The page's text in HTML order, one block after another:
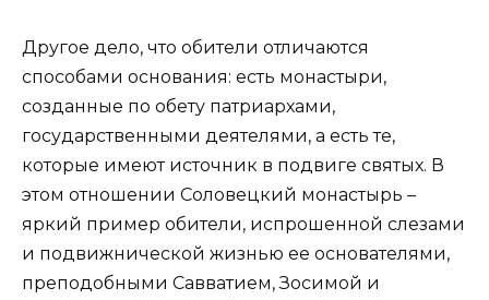
Другое дело, что обители отличаются
способами основания: есть монастыри,
созданные по обету патриархами,
государственными деятелями, а есть те,
которые имеют источник в подвиге святых. В
этом отношении Соловецкий монастырь –
яркий пример обители, испрошенной слезами
и подвижнической жизнью ее основателями,
преподобными Савватием, Зосимой и